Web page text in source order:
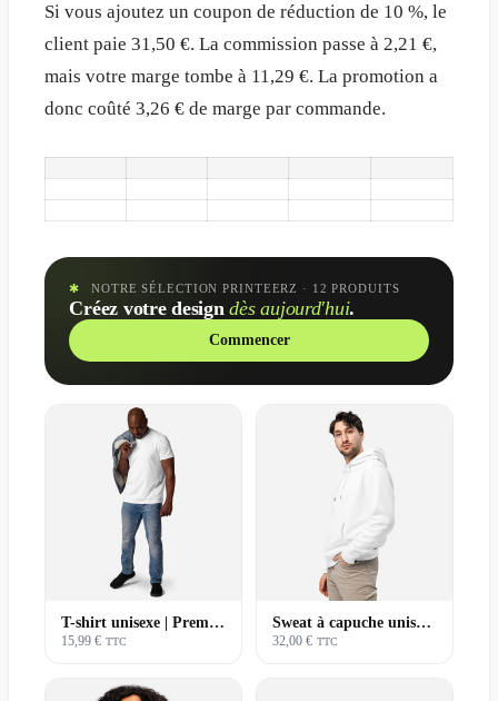
Si vous ajoutez un coupon de réduction de 10 %, le
client paie 31,50 €. La commission passe à 2,21 €,
mais votre marge tombe à 11,29 €. La promotion a
donc coûté 3,26 € de marge par commande.
✱ NOTRE SÉLECTION PRINTEERZ · 12 PRODUITS
Créez votre designdès aujourd'hui.
Commencer
T-shirt unisexe | Premium
15,99 € TTC
Sweat à capuche unisexe | Premium
32,00 € TTC